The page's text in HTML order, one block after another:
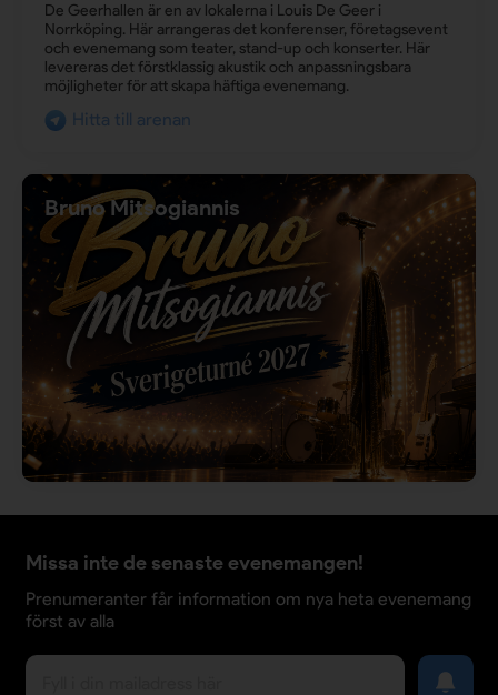
De Geerhallen är en av lokalerna i Louis De Geer i
Norrköping. Här arrangeras det konferenser, företagsevent
och evenemang som teater, stand-up och konserter. Här
levereras det förstklassig akustik och anpassningsbara
möjligheter för att skapa häftiga evenemang.
Hitta till arenan
Bruno Mitsogiannis
Missa inte de senaste evenemangen!
Prenumeranter får information om nya heta evenemang
först av alla